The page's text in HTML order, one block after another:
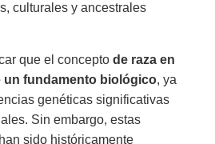
culturales y ancestrales
que el concepto de raza en
un fundamento biológico, ya
genéticas significativas
Sin embargo, estas
sido históricamente